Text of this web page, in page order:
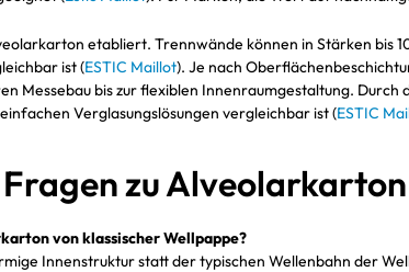
etabliert. Trennwände können in Stärken
ist (ESTIC Maillot). Je nach
Messebau bis zur flexiblen Innenraumgestaltung.
Verglasungslösungen vergleichbar ist (ESTIC
zu Alveolarkarton
von klassischer Wellpappe?
Innenstruktur statt der typischen Wellenbahn der